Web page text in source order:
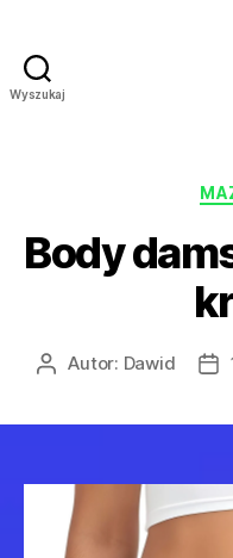
Wyszukaj
Body
AutorAutor: Dawid